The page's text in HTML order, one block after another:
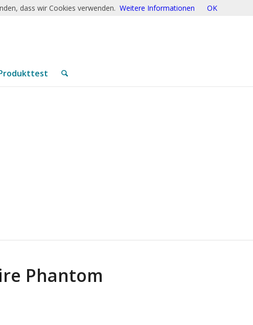
Phantom
dass wir Cookies verwenden. Weitere Informationen OK